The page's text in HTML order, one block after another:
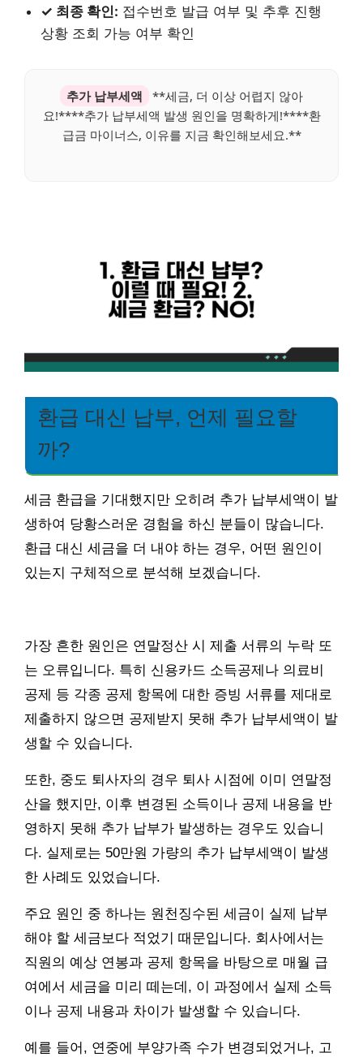
✓ 최종 확인: 접수번호 발급 여부 및 추후 진행
상황 조회 가능 여부 확인
추가 납부세액
**세금, 더 이상 어렵지 않아
요!****추가 납부세액 발생 원인을 명확하게!****환
급금 마이너스, 이유를 지금 확인해보세요.**
환급 대신 납부, 언제 필요할
까?
세금 환급을 기대했지만 오히려 추가 납부세액이 발
생하여 당황스러운 경험을 하신 분들이 많습니다.
환급 대신 세금을 더 내야 하는 경우, 어떤 원인이
있는지 구체적으로 분석해 보겠습니다.
가장 흔한 원인은 연말정산 시 제출 서류의 누락 또
는 오류입니다. 특히 신용카드 소득공제나 의료비
공제 등 각종 공제 항목에 대한 증빙 서류를 제대로
제출하지 않으면 공제받지 못해 추가 납부세액이 발
생할 수 있습니다.
또한, 중도 퇴사자의 경우 퇴사 시점에 이미 연말정
산을 했지만, 이후 변경된 소득이나 공제 내용을 반
영하지 못해 추가 납부가 발생하는 경우도 있습니
다. 실제로는 50만원 가량의 추가 납부세액이 발생
한 사례도 있었습니다.
주요 원인 중 하나는 원천징수된 세금이 실제 납부
해야 할 세금보다 적었기 때문입니다. 회사에서는
직원의 예상 연봉과 공제 항목을 바탕으로 매월 급
여에서 세금을 미리 떼는데, 이 과정에서 실제 소득
이나 공제 내용과 차이가 발생할 수 있습니다.
예를 들어, 연중에 부양가족 수가 변경되었거나, 고